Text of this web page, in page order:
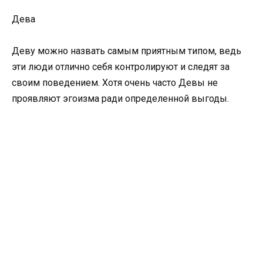
Дева
Деву можно назвать самым приятным типом, ведь
эти люди отлично себя контролируют и следят за
своим поведением. Хотя очень часто Девы не
проявляют эгоизма ради определенной выгоды.